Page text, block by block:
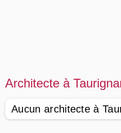
Architecte à
Aucun architecte à